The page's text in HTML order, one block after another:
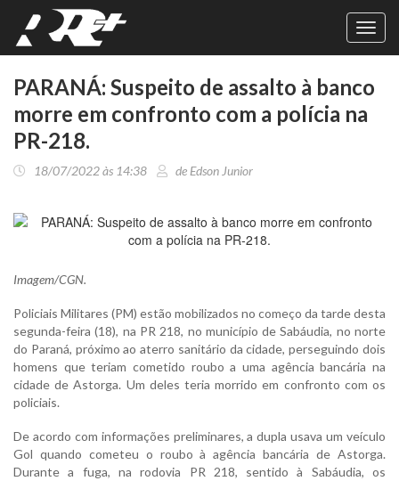
PARANÁ: Suspeito de assalto à banco
morre em confronto com a polícia na
PR-218.
18/07/2022 às 14:38 de Edson Junior
Imagem/CGN.
Policiais Militares (PM) estão mobilizados no começo da tarde desta
segunda-feira (18), na PR 218, no município de Sabáudia, no norte
do Paraná, próximo ao aterro sanitário da cidade, perseguindo dois
homens que teriam cometido roubo a uma agência bancária na
cidade de Astorga. Um deles teria morrido em confronto com os
policiais.
De acordo com informações preliminares, a dupla usava um veículo
Gol quando cometeu o roubo à agência bancária de Astorga.
Durante a fuga, na rodovia PR 218, sentido à Sabáudia, os